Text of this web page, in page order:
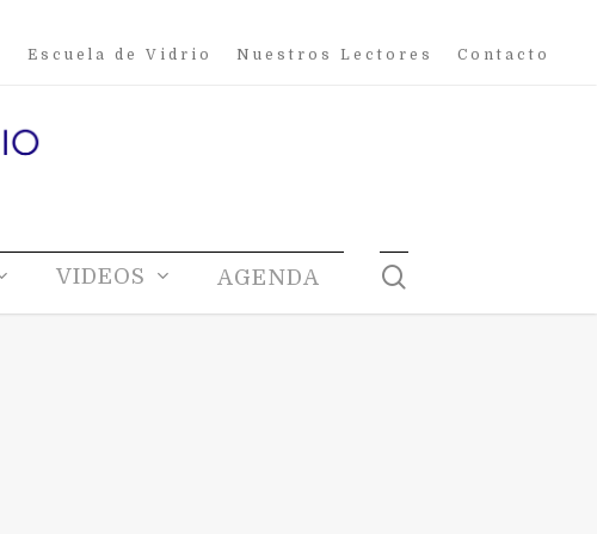
Escuela de Vidrio Nuestros Lectores Contacto
VIDEOS AGENDA